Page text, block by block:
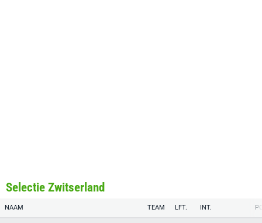
Selectie Zwitserland
NAAM TEAM LFT. INT.